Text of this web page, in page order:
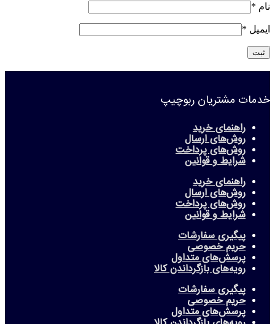
نام *
ایمیل *
خدمات مشتریان ربوچیپ
راهنمای خرید
روش‌های ارسال
روش‌های پرداخت
شرایط و قوانین
راهنمای خرید
روش‌های ارسال
روش‌های پرداخت
شرایط و قوانین
پیگیری سفارشات
حریم خصوصی
پرسش‌های متداول
رویه‌های بازگرداندن کالا
پیگیری سفارشات
حریم خصوصی
پرسش‌های متداول